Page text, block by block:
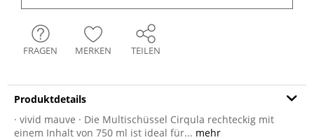
FRAGEN MERKEN TEILEN
Produktdetails
· vivid mauve · Die Multischüssel Cirqula rechteckig mit
einem Inhalt von 750 ml ist ideal für... mehr